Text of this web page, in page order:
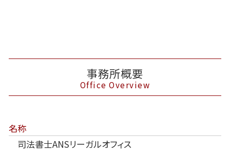
事務所概要
Office Overview
名称
司法書士ANSリーガルオフィス